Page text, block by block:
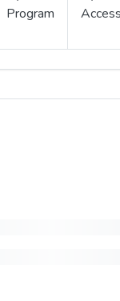
Program
Access